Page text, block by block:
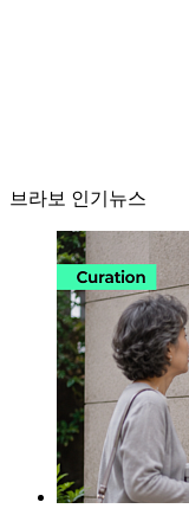
브라보 인기뉴스